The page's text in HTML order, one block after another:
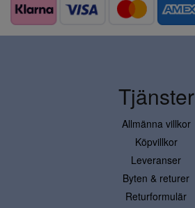
Tjänster
Allmänna villkor
Köpvillkor
Leveranser
Byten & returer
Returformulär